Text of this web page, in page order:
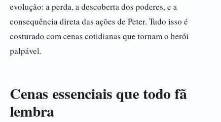
evolução: a perda, a descoberta dos poderes, e a
consequência direta das ações de Peter. Tudo isso é
costurado com cenas cotidianas que tornam o herói
palpável.
Cenas essenciais que todo fã
lembra